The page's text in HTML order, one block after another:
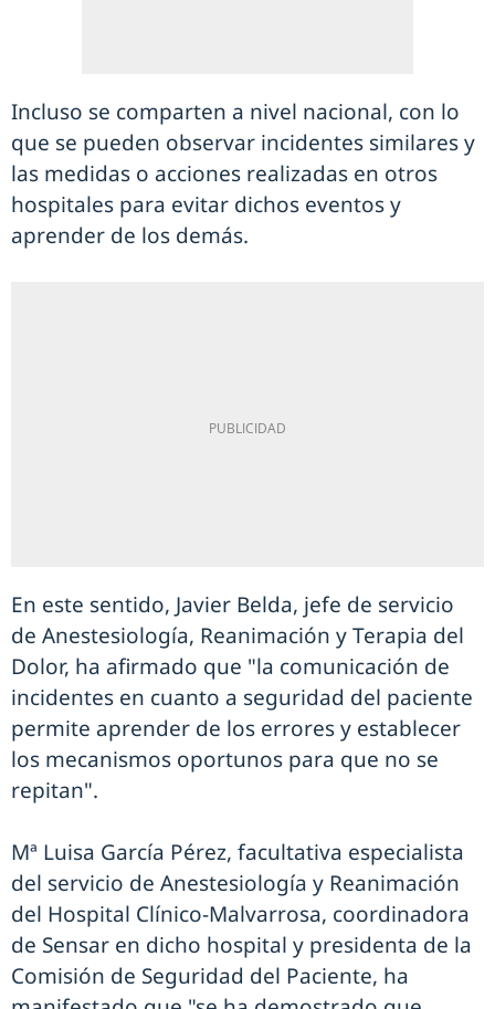
Incluso se comparten a nivel nacional, con lo
que se pueden observar incidentes similares y
las medidas o acciones realizadas en otros
hospitales para evitar dichos eventos y
aprender de los demás.
En este sentido, Javier Belda, jefe de servicio
de Anestesiología, Reanimación y Terapia del
Dolor, ha afirmado que "la comunicación de
incidentes en cuanto a seguridad del paciente
permite aprender de los errores y establecer
los mecanismos oportunos para que no se
repitan".
Mª Luisa García Pérez, facultativa especialista
del servicio de Anestesiología y Reanimación
del Hospital Clínico-Malvarrosa, coordinadora
de Sensar en dicho hospital y presidenta de la
Comisión de Seguridad del Paciente, ha